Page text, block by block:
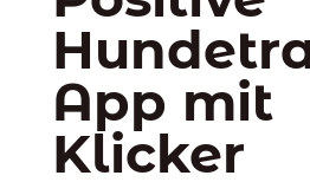
App mit
Klicker